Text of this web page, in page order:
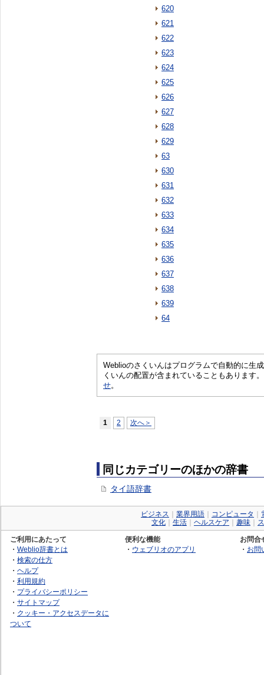
620
621
622
623
624
625
626
627
628
629
63
630
631
632
633
634
635
636
637
638
639
64
Weblioのさくいんはプログラムで自動的に生
くいんの配置が含まれていることもあります
せ。
1 2 次へ＞
同じカテゴリーのほかの辞書
タイ語辞書
ビジネス 業界用語 コンピュータ
文化
生活 ヘルスケア 趣味
ご利用にあたって
・ Weblio辞書とは
・ 検索の仕方
・ ヘルプ
・ 利用規約
・ プライバシーポリシー
・ サイトマップ
・ クッキー・アクセスデータに
ついて
便利な機能
・ ウェブリオのアプリ
お問合
・ お問